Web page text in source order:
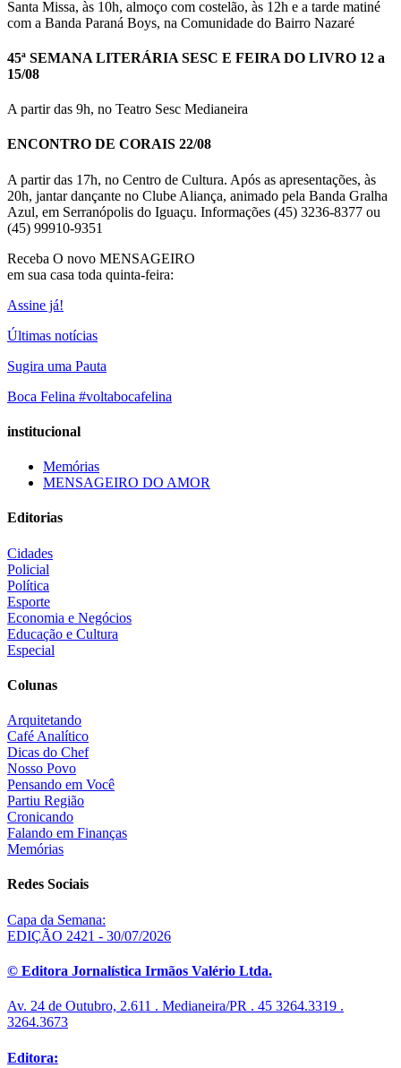
Santa Missa, às 10h, almoço com costelão, às 12h e a tarde matiné
com a Banda Paraná Boys, na Comunidade do Bairro Nazaré
45ª SEMANA LITERÁRIA SESC E FEIRA DO LIVRO 12 a
15/08
A partir das 9h, no Teatro Sesc Medianeira
ENCONTRO DE CORAIS 22/08
A partir das 17h, no Centro de Cultura. Após as apresentações, às
20h, jantar dançante no Clube Aliança, animado pela Banda Gralha
Azul, em Serranópolis do Iguaçu. Informações (45) 3236-8377 ou
(45) 99910-9351
Receba O novo MENSAGEIRO
em sua casa toda quinta-feira:
Assine já!
Últimas notícias
Sugira uma Pauta
Boca Felina #voltabocafelina
institucional
Memórias
MENSAGEIRO DO AMOR
Editorias
Cidades
Policial
Política
Esporte
Economia e Negócios
Educação e Cultura
Especial
Colunas
Arquitetando
Café Analítico
Dicas do Chef
Nosso Povo
Pensando em Você
Partiu Região
Cronicando
Falando em Finanças
Memórias
Redes Sociais
Capa da Semana:
EDIÇÃO 2421 - 30/07/2026
© Editora Jornalística Irmãos Valério Ltda.
Av. 24 de Outubro, 2.611 . Medianeira/PR . 45 3264.3319 .
3264.3673
Editora: